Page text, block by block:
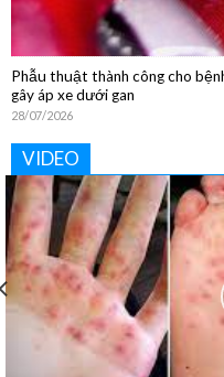
28/07/2026
VIDEO
Khoa Vật lý trị liệu và
tâm – Nâng tầm cuộc sống”